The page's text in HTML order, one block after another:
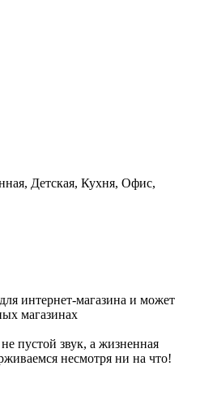
Детская, Кухня, Офис,
интернет-магазина и может
магазинах
пустой звук, а жизненная
несмотря ни на что!